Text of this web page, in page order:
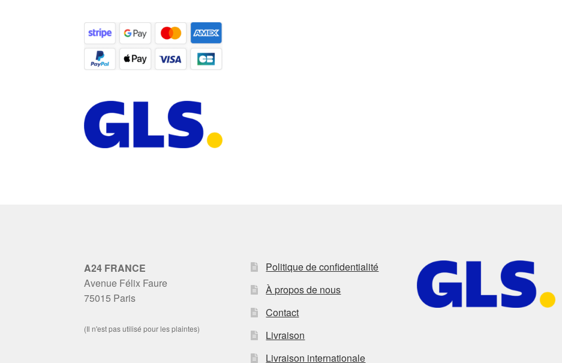
A24 FRANCE
Avenue Félix Faure
75015 Paris
(Il n'est pas utilisé pour les plaintes)
Politique de confidentialité
À propos de nous
Contact
Livraison
Livraison internationale